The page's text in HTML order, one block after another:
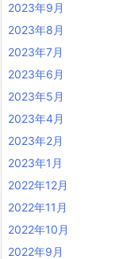
2023年9月
2023年8月
2023年7月
2023年6月
2023年5月
2023年4月
2023年2月
2023年1月
2022年12月
2022年11月
2022年10月
2022年9月